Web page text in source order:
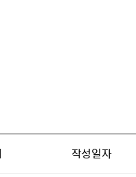
작성일자